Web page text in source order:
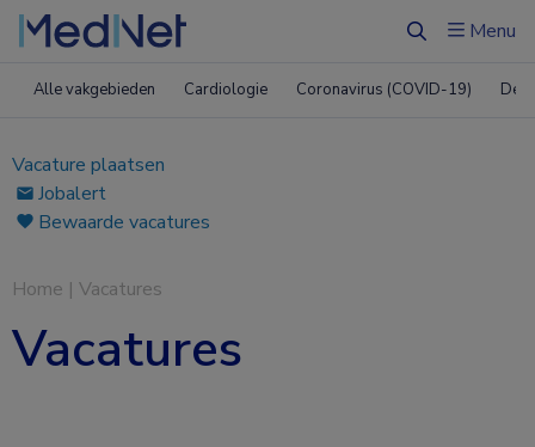
ZoekenMenu
Alle vakgebieden Cardiologie Coronavirus (COVID-19)
Vacature plaatsen
Jobalert
Bewaarde vacatures
Home | Vacatures
Vacatures